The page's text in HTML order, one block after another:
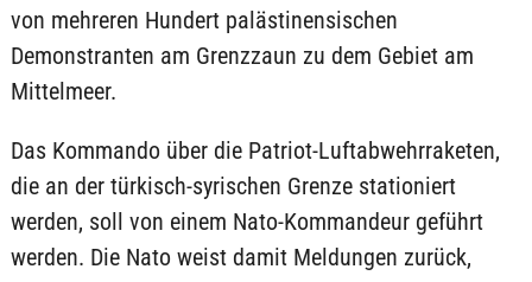
von mehreren Hundert palästinensischen
Demonstranten am Grenzzaun zu dem Gebiet am
Mittelmeer.
Das Kommando über die Patriot-Luftabwehrraketen,
die an der türkisch-syrischen Grenze stationiert
werden, soll von einem Nato-Kommandeur geführt
werden. Die Nato weist damit Meldungen zurück,